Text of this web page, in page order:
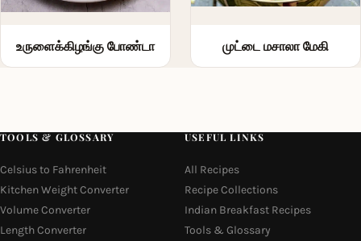
உருளைக்கிழங்கு போண்டா முட்டை மசாலா மேகி
TOOLS & GLOSSARY
Celsius to Fahrenheit
Kitchen Weight Converter
Volume Converter
Length Converter
USEFUL LINKS
All Recipes
Recipe Collections
Indian Breakfast Recipes
Tools & Glossary